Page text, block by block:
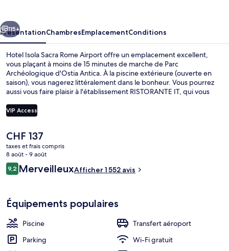
Airport
Suivant
115+
PrésentationChambresEmplacementConditions
Hotel Isola Sacra Rome Airport offre un emplacement excellent,
vous plaçant à moins de 15 minutes de marche de Parc
Archéologique d'Ostia Antica. À la piscine extérieure (ouverte en
saison), vous nagerez littéralement dans le bonheur. Vous pourrez
aussi vous faire plaisir à l'établissement RISTORANTE IT, qui vous
renfort de spécialités Cuisine italienne. Parmi les autres petits
avantages de cet hébergement figurent un bar en bord de piscine,
fine. La piscine rafraîchissante et le personnel attentionné
remportent un franc succès auprès des autres voyageurs.
VIP Access
Le
prix
actuel
est
de
CHF 137
taxes et frais compris
8 août - 9 août
Avis
voyageurs
9,29,2 sur 10
MerveilleuxAfficher 1 552 avis
Équipements populaires
Piscine
Transfert aéroport
Parking
Wi-Fi gratuit